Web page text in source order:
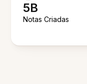
5B
Notas Criadas